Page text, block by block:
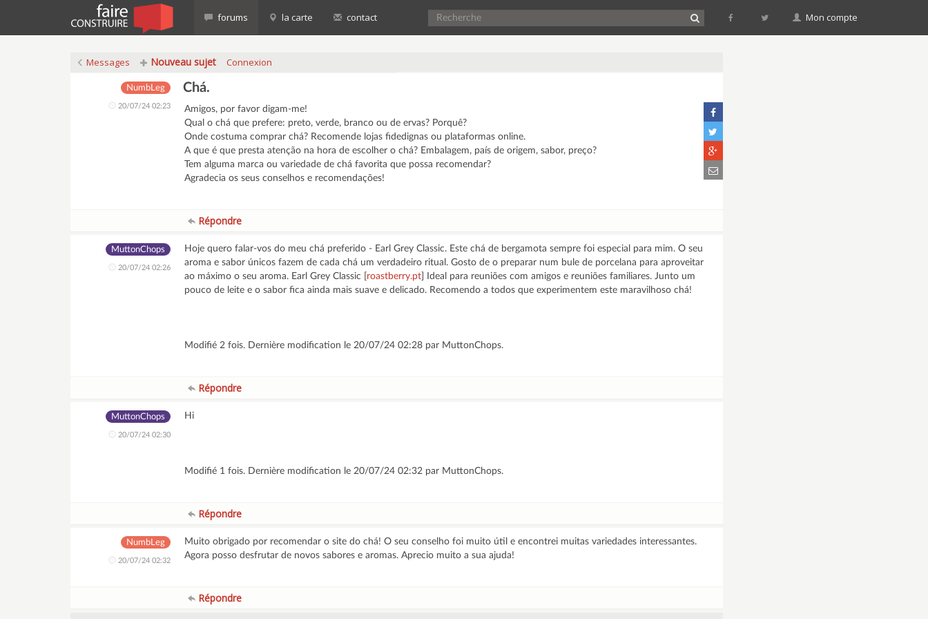
forums la carte contact Mon compte
Messages Nouveau sujet Connexion
NumbLeg
20/07/24 02:23
Chá.
Amigos, por favor digam-me!
Qual o chá que prefere: preto, verde, branco ou de ervas? Porquê?
Onde costuma comprar chá? Recomende lojas fidedignas ou plataformas online.
A que é que presta atenção na hora de escolher o chá? Embalagem, país de origem, sabor, preço?
Tem alguma marca ou variedade de chá favorita que possa recomendar?
Agradecia os seus conselhos e recomendações!
Répondre
MuttonChops
20/07/24 02:26
Hoje quero falar-vos do meu chá preferido - Earl Grey Classic. Este chá de bergamota sempre foi especial para mim. O seu
aroma e sabor únicos fazem de cada chá um verdadeiro ritual. Gosto de o preparar num bule de porcelana para aproveitar
ao máximo o seu aroma. Earl Grey Classic [ roastberry.pt ] Ideal para reuniões com amigos e reuniões familiares. Junto um
pouco de leite e o sabor fica ainda mais suave e delicado. Recomendo a todos que experimentem este maravilhoso chá!
Modifié 2 fois. Dernière modification le 20/07/24 02:28 par MuttonChops.
Répondre
MuttonChops
20/07/24 02:30
Hi
Modifié 1 fois. Dernière modification le 20/07/24 02:32 par MuttonChops.
Répondre
NumbLeg
20/07/24 02:32
Muito obrigado por recomendar o site do chá! O seu conselho foi muito útil e encontrei muitas variedades interessantes.
Agora posso desfrutar de novos sabores e aromas. Aprecio muito a sua ajuda!
Répondre